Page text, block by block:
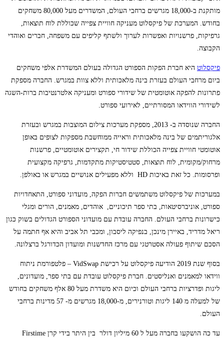
מותקנת ב-18,000 מגרשים ברחבי העולם, המשדרים מעל 80,000 משחקים
בחודש. המערכת של פיקסלוט מעניקה חוויית צפייה שכוללת לוח תוצאות,
גרפיקות, פרשנויות ואפשרות לערוך ולשתף קליפים עם משפחה, חברים ואוהדי
הקבוצה.
פיקסלוט היא חברת הפקות הספורט הגדולה בעולם המשדרת אלפי משחקים
ביום מרחבי העולם בעזרת בינה מלאכותית וללא צוות במגרש. החברה מספקת
פתרונות להפקה אוטומטית של שידורי ספורט ומעניקה אלטרנטיבות ברות-השגה
לשידורי הווידאו המסורתיים, לאירועי ספורט.
החברה שנוסדה ב- 2013, מספקת מערכות צילום המוצבות במגרש ובעזרת
אלגוריתמים של בינה מלאכותית וראייה ממוחשבת מספקות לצופים באופן
אוטומטי חוויית צפייה הכוללת שידור חי, תקצירים אוטומטיים, פרשנות
מרחוק/מקומית, לוח תוצאות, סטטיסטיקות מתקדמות, גרפיקה מקצועית
ופרסומות. כל זאת באיכות HD וללא מפעילים אנושיים במגרש או באולפן.
במערכות של פיקסלוט משתמשים חברות הפקה, מועדוני ספורט, התאחדויות
ספורט, אוניברסיטאות, בתי ספר תיכוניים, אוהדים, מאמנים, הורים ומגלי
כישרונות ברחבי העולם. החברה עובדת עם מועדוני הספורט הגדולים בשוק כגון
ריאל מדריד, באיירן מינכן, בנפיקה ליסבון, ומכבי תל אביב והיא אף חתמה על
הסכם שיתוף פעולה אסטרטגי עם מרכז החדשנות ומועדון הכדורגל ברצלונה.
בסוף שנת 2019 הודיעה פיקסלוט על רכישת VidSwap – פלטפורמת ניתוח
ווידאו למאמנים ואנליסטים. חברת פיקסלוט עובדת עם בתי ספר, מועדונים,
ליגות ופדרציות ברחבי העולם וכיום היא משדרת מעל 80 אלף משחקים בחודש
של למעלה מ 140 ליגות וטורנירים, מ-18,000 מגרשים מ- 57 מדינות ברחבי
העולם.
עד כה הושקעו בחברה מעל ל 60 מיליון דולר בין היתר בידי קרן Firstime